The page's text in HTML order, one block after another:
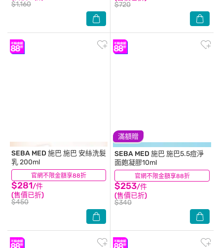
$1,160
$720
官網不限金額享88折
SEBA MED 施巴施巴 安絲洗髮
乳 200ml
$281/件
(售價已折)
$450
(19)
滿額贈
官網不限金額享88折
SEBA MED 施巴施巴5.5痘淨
面皰凝膠10ml
$253/件
(售價已折)
$340
(20)